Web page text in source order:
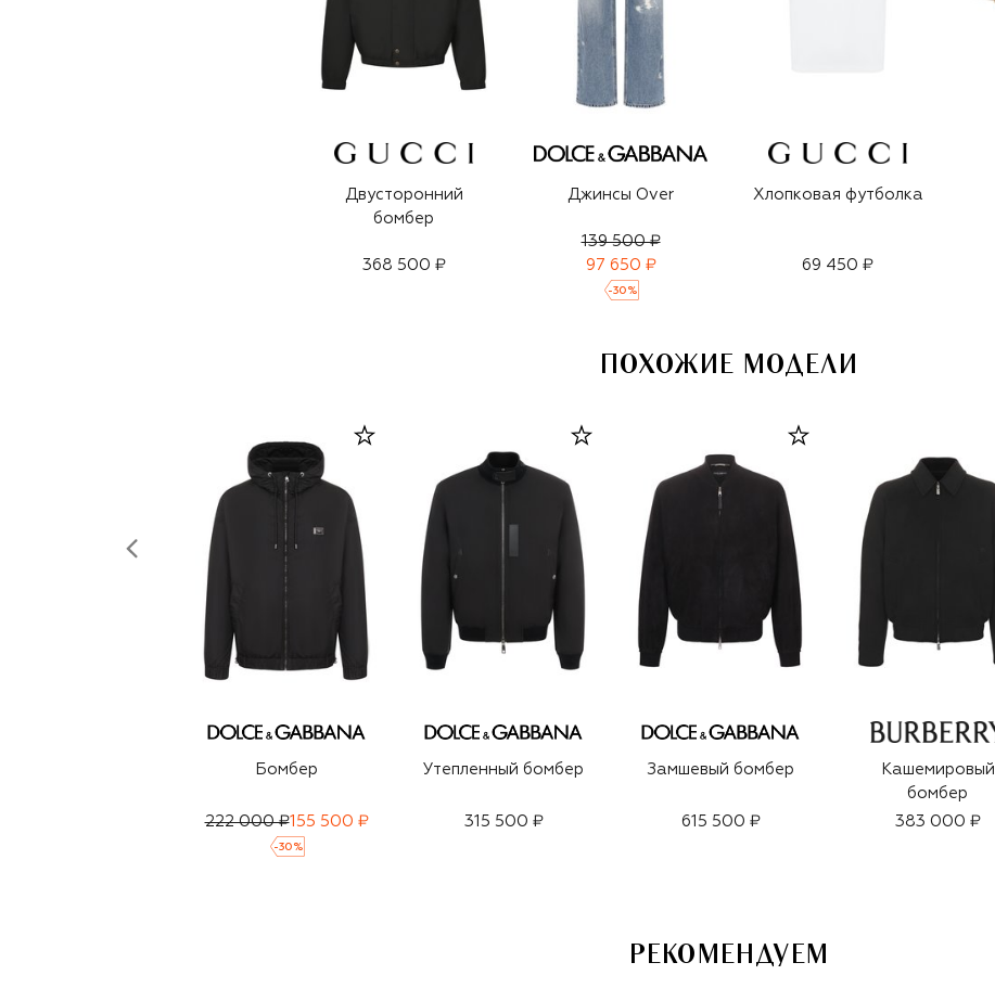
Двусторонний
бомбер
368 500 ₽
Джинсы Over
139 500 ₽
97 650 ₽
-30 %
Хлопковая футболка
69 450 ₽
ПОХОЖИЕ МОДЕЛИ
Бомбер
222 000 ₽155 500 ₽
-30 %
Утепленный бомбер
315 500 ₽
Замшевый бомбер
615 500 ₽
Кашемировый
бомбер
383 000 ₽
РЕКОМЕНДУЕМ